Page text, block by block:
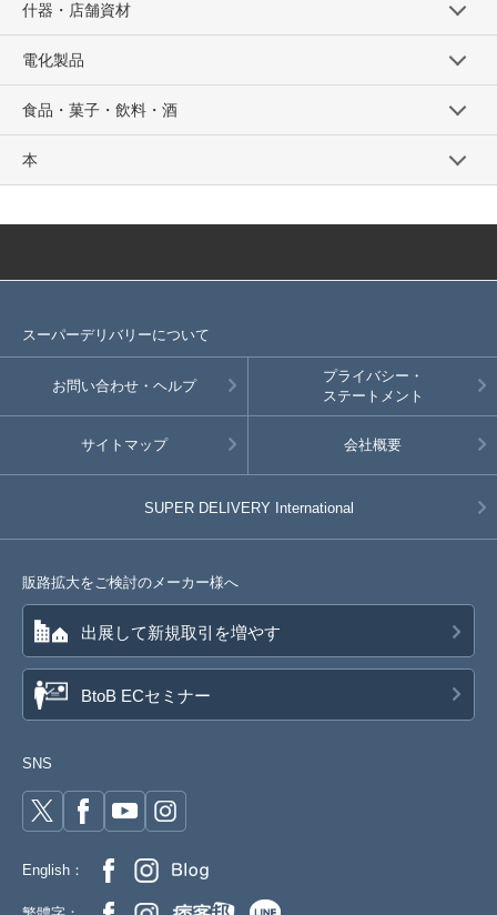
什器・店舗資材
電化製品
食品・菓子・飲料・酒
本
スーパーデリバリーについて
お問い合わせ・ヘルプ
プライバシー・
ステートメント
サイトマップ 会社概要
SUPER DELIVERY International
販路拡大をご検討のメーカー様へ
出展して新規取引を増やす
BtoB ECセミナー
SNS
English：